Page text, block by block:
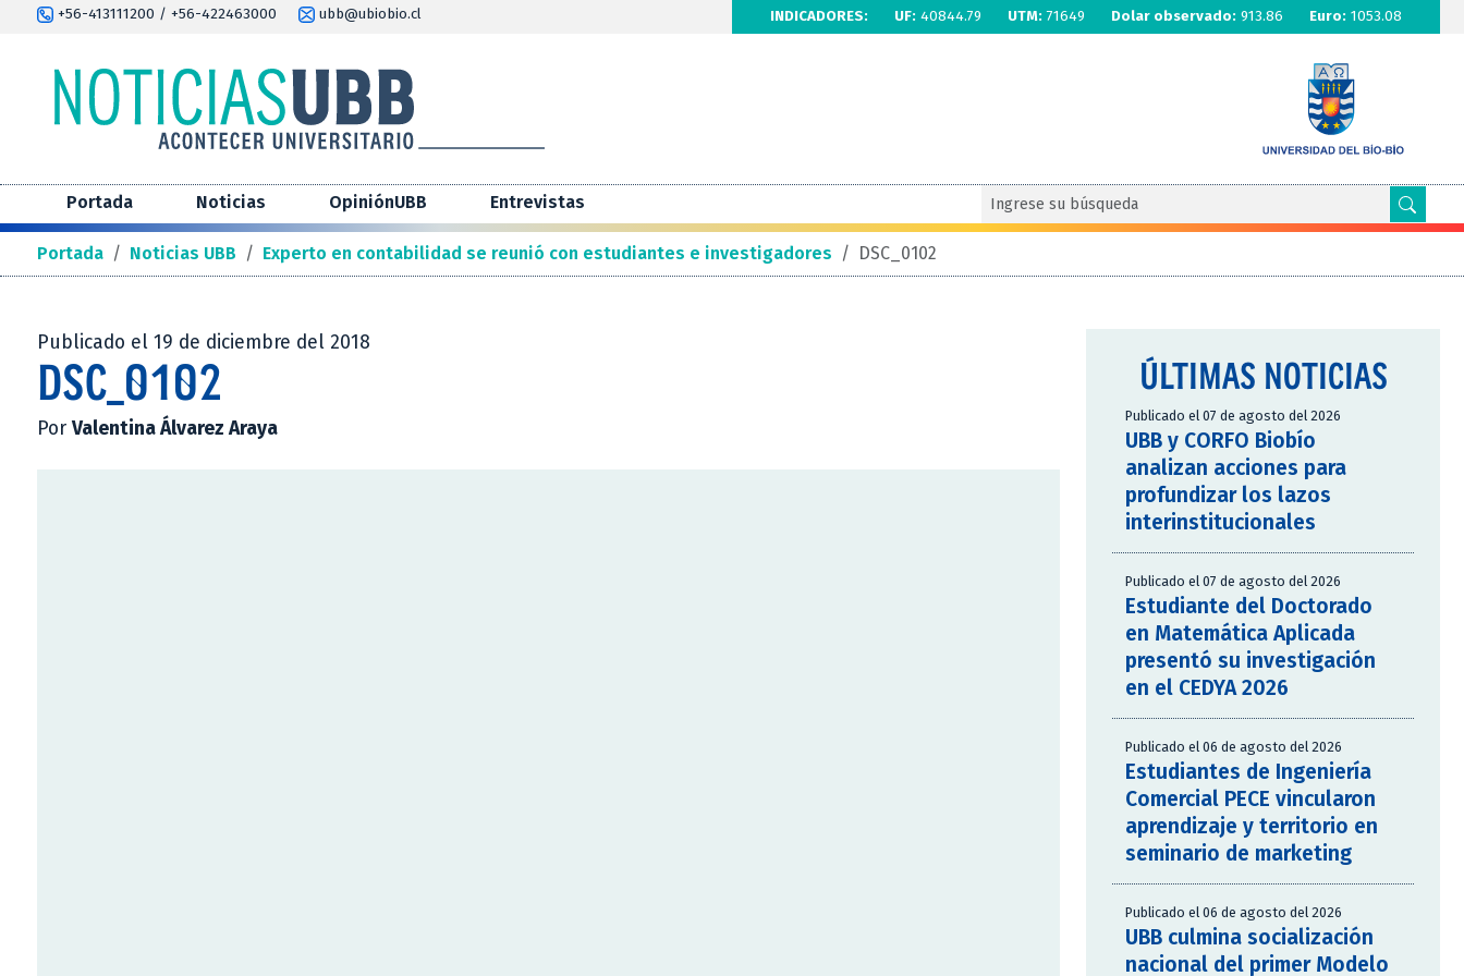
+56-413111200 / +56-422463000 ubb@ubiobio.cl INDICADORES: UF: 40844.79 UTM: 71649 Dolar observado: 913.86 Euro: 1053.08
Portada Noticias OpiniónUBB Entrevistas
Portada / Noticias UBB / Experto en contabilidad se reunió con estudiantes e investigadores / DSC_0102
Publicado el 19 de diciembre del 2018
DSC_0102
PorValentina Álvarez Araya
ÚLTIMAS NOTICIAS
Publicado el 07 de agosto del 2026
UBB y CORFO Biobío
analizan acciones para
profundizar los lazos
interinstitucionales
Publicado el 07 de agosto del 2026
Estudiante del Doctorado
en Matemática Aplicada
presentó su investigación
en el CEDYA 2026
Publicado el 06 de agosto del 2026
Estudiantes de Ingeniería
Comercial PECE vincularon
aprendizaje y territorio en
seminario de marketing
Publicado el 06 de agosto del 2026
UBB culmina socialización
nacional del primer Modelo